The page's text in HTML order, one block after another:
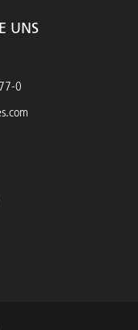
UNS
0